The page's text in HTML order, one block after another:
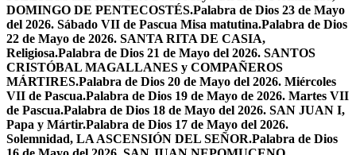
DOMINGO DE PENTECOSTÉS.Palabra de Dios 23 de Mayo
del 2026. Sábado VII de Pascua Misa matutina.Palabra de Dios
22 de Mayo de 2026. SANTA RITA DE CASIA,
Religiosa.Palabra de Dios 21 de Mayo del 2026. SANTOS
CRISTÓBAL MAGALLANES y COMPAÑEROS
MÁRTIRES.Palabra de Dios 20 de Mayo del 2026. Miércoles
VII de Pascua.Palabra de Dios 19 de Mayo de 2026. Martes VII
de Pascua.Palabra de Dios 18 de Mayo del 2026. SAN JUAN I,
Papa y Mártir.Palabra de Dios 17 de Mayo del 2026.
Solemnidad, LA ASCENSIÓN DEL SEÑOR.Palabra de Dios